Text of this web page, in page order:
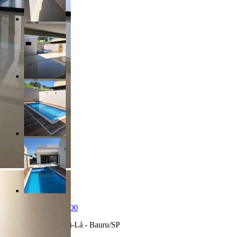
R$ 2.400.000,00
Jardim Shangri-Lá - Bauru/SP